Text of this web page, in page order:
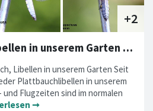
Schnappschuss, Libellen in unserem Garten Folge 2
Libellen in unserem Garten Seit
Plattbauchlibellen in unserem
und Flugzeiten sind im normalen
➞